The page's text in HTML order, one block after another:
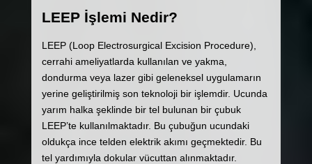
LEEP İşlemi Nedir?
LEEP (Loop Electrosurgical Excision Procedure),
cerrahi ameliyatlarda kullanılan ve yakma,
dondurma veya lazer gibi geleneksel uygulamarın
yerine geliştirilmiş son teknoloji bir işlemdir. Ucunda
yarım halka şeklinde bir tel bulunan bir çubuk
LEEP’te kullanılmaktadır. Bu çubuğun ucundaki
oldukça ince telden elektrik akımı geçmektedir. Bu
tel yardımıyla dokular vücuttan alınmaktadır.